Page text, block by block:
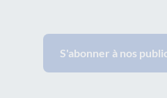
S'abonner à nos